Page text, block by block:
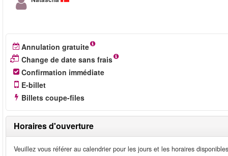
Annulation gratuite
Change de date sans frais
Confirmation immédiate
E-billet
Billets coupe-files
Horaires d'ouverture
Veuillez vous référer au calendrier pour les jours et les horaires